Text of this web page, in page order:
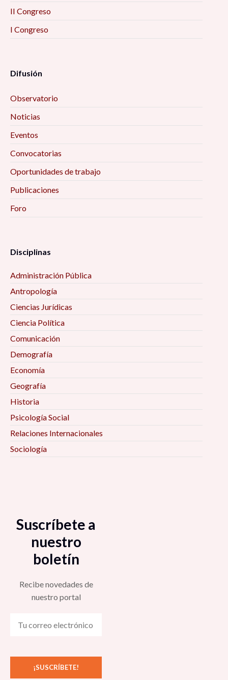
II Congreso
I Congreso
Difusión
Observatorio
Noticias
Eventos
Convocatorias
Oportunidades de trabajo
Publicaciones
Foro
Disciplinas
Administración Pública
Antropología
Ciencias Jurídicas
Ciencia Política
Comunicación
Demografía
Economía
Geografía
Historia
Psicología Social
Relaciones Internacionales
Sociología
Suscríbete a
nuestro
boletín
Recibe novedades de
nuestro portal